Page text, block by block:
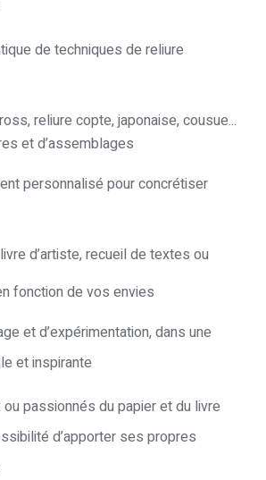
de techniques de reliure
reliure copte, japonaise, cousue...
et d’assemblages
personnalisé pour concrétiser
d’artiste, recueil de textes ou
fonction de vos envies
et d’expérimentation, dans une
et inspirante
passionnés du papier et du livre
d’apporter ses propres